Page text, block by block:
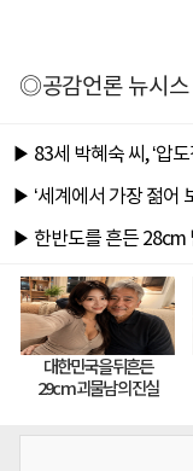
◎공감언론 뉴시스